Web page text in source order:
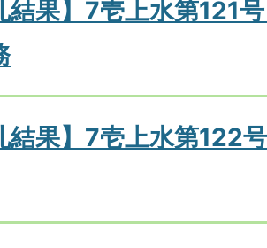
結果】7壱上水第121
結果】7壱上水第